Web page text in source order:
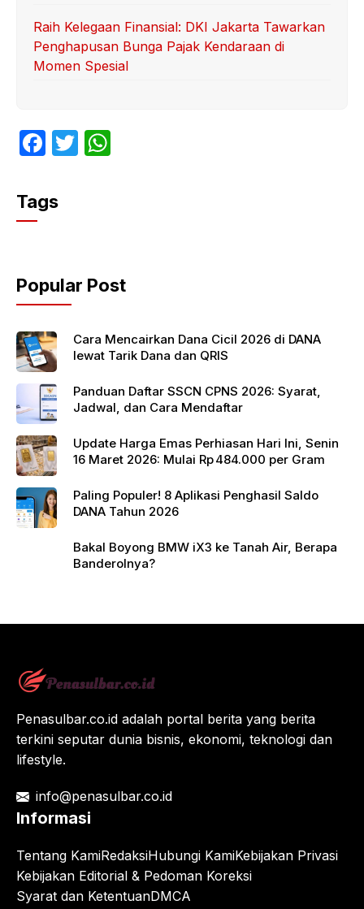
Raih Kelegaan Finansial: DKI Jakarta Tawarkan
Penghapusan Bunga Pajak Kendaraan di
Momen Spesial
F
c
e
o
o
k
T
p
p
Tags
Popular Post
Cara Mencairkan Dana Cicil 2026 di DANA
lewat Tarik Dana dan QRIS
Panduan Daftar SSCN CPNS 2026: Syarat,
Jadwal, dan Cara Mendaftar
Update Harga Emas Perhiasan Hari Ini, Senin
16 Maret 2026: Mulai Rp 484.000 per Gram
Paling Populer! 8 Aplikasi Penghasil Saldo
DANA Tahun 2026
Bakal Boyong BMW iX3 ke Tanah Air, Berapa
Banderolnya?
Penasulbar.co.id adalah portal berita yang berita
terkini seputar dunia bisnis, ekonomi, teknologi dan
lifestyle.
info@penasulbar.co.id
Informasi
Tentang KamiRedaksiHubungi KamiKebijakan Privasi
Kebijakan Editorial & Pedoman Koreksi
Syarat dan KetentuanDMCA